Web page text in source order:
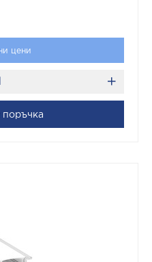
цени
поръчка